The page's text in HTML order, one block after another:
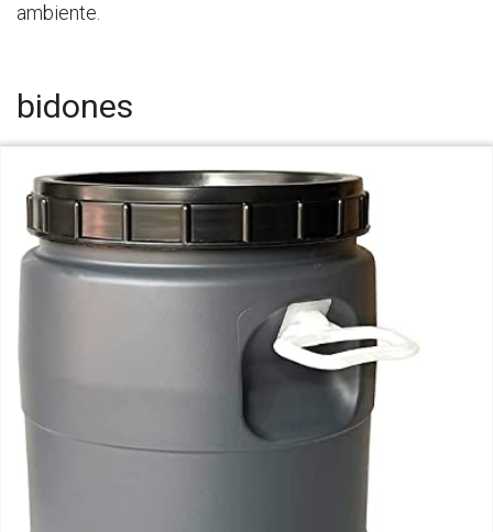
ambiente.
bidones